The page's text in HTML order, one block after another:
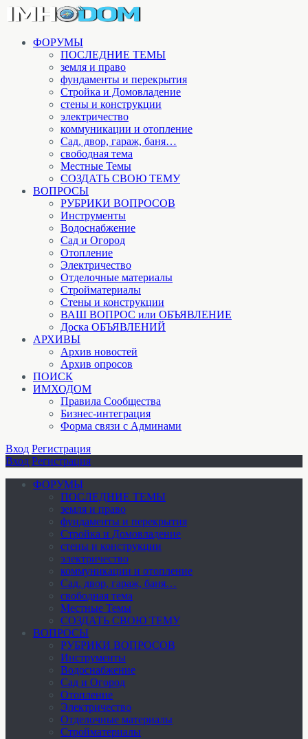
ФОРУМЫ
ПОСЛЕДНИЕ ТЕМЫ
земля и право
фундаменты и перекрытия
Стройка и Домовладение
стены и конструкции
электричество
коммуникации и отопление
Cад, двор, гараж, баня…
свободная тема
Местные Темы
СОЗДАТЬ СВОЮ ТЕМУ
ВОПРОСЫ
РУБРИКИ ВОПРОСОВ
Инструменты
Водоснабжение
Сад и Огород
Отопление
Электричество
Отделочные материалы
Стройматериалы
Стены и конструкции
ВАШ ВОПРОС или ОБЪЯВЛЕНИЕ
Доска ОБЪЯВЛЕНИЙ
АРХИВЫ
Архив новостей
Архив опросов
ПОИСК
ИМХОДОМ
Правила Сообщества
Бизнес-интеграция
Форма связи с Админами
Вход Регистрация
Вход Регистрация
ФОРУМЫ
ПОСЛЕДНИЕ ТЕМЫ
земля и право
фундаменты и перекрытия
Стройка и Домовладение
стены и конструкции
электричество
коммуникации и отопление
Cад, двор, гараж, баня…
свободная тема
Местные Темы
СОЗДАТЬ СВОЮ ТЕМУ
ВОПРОСЫ
РУБРИКИ ВОПРОСОВ
Инструменты
Водоснабжение
Сад и Огород
Отопление
Электричество
Отделочные материалы
Стройматериалы